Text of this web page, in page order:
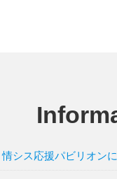
情シス応援パビリオン